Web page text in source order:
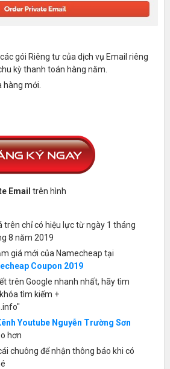
gói Riêng tư của dịch vụ Email riêng
kỳ thanh toán hàng năm.
hàng mới.
Email trên hình
trên chỉ có hiệu lực từ ngày 1 tháng
8 năm 2019
giá mới của Namecheap tại
Coupon 2019
trên Google nhanh nhất, hãy tìm
tìm kiếm +
Youtube Nguyễn Trường Sơn
hơn
chuông để nhận thông báo khi có